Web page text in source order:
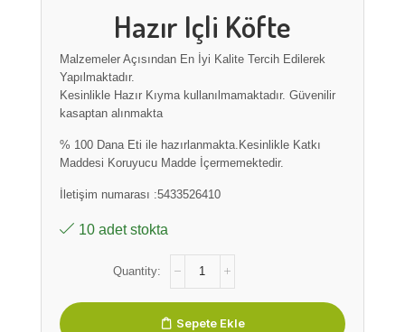
Hazır Içli Köfte
Malzemeler Açısından En İyi Kalite Tercih Edilerek
Yapılmaktadır.
Kesinlikle Hazır Kıyma kullanılmamaktadır. Güvenilir
kasaptan alınmakta
% 100 Dana Eti ile hazırlanmakta.Kesinlikle Katkı
Maddesi Koruyucu Madde İçermemektedir.
İletişim numarası :5433526410
10 adet stokta
Sepete Ekle